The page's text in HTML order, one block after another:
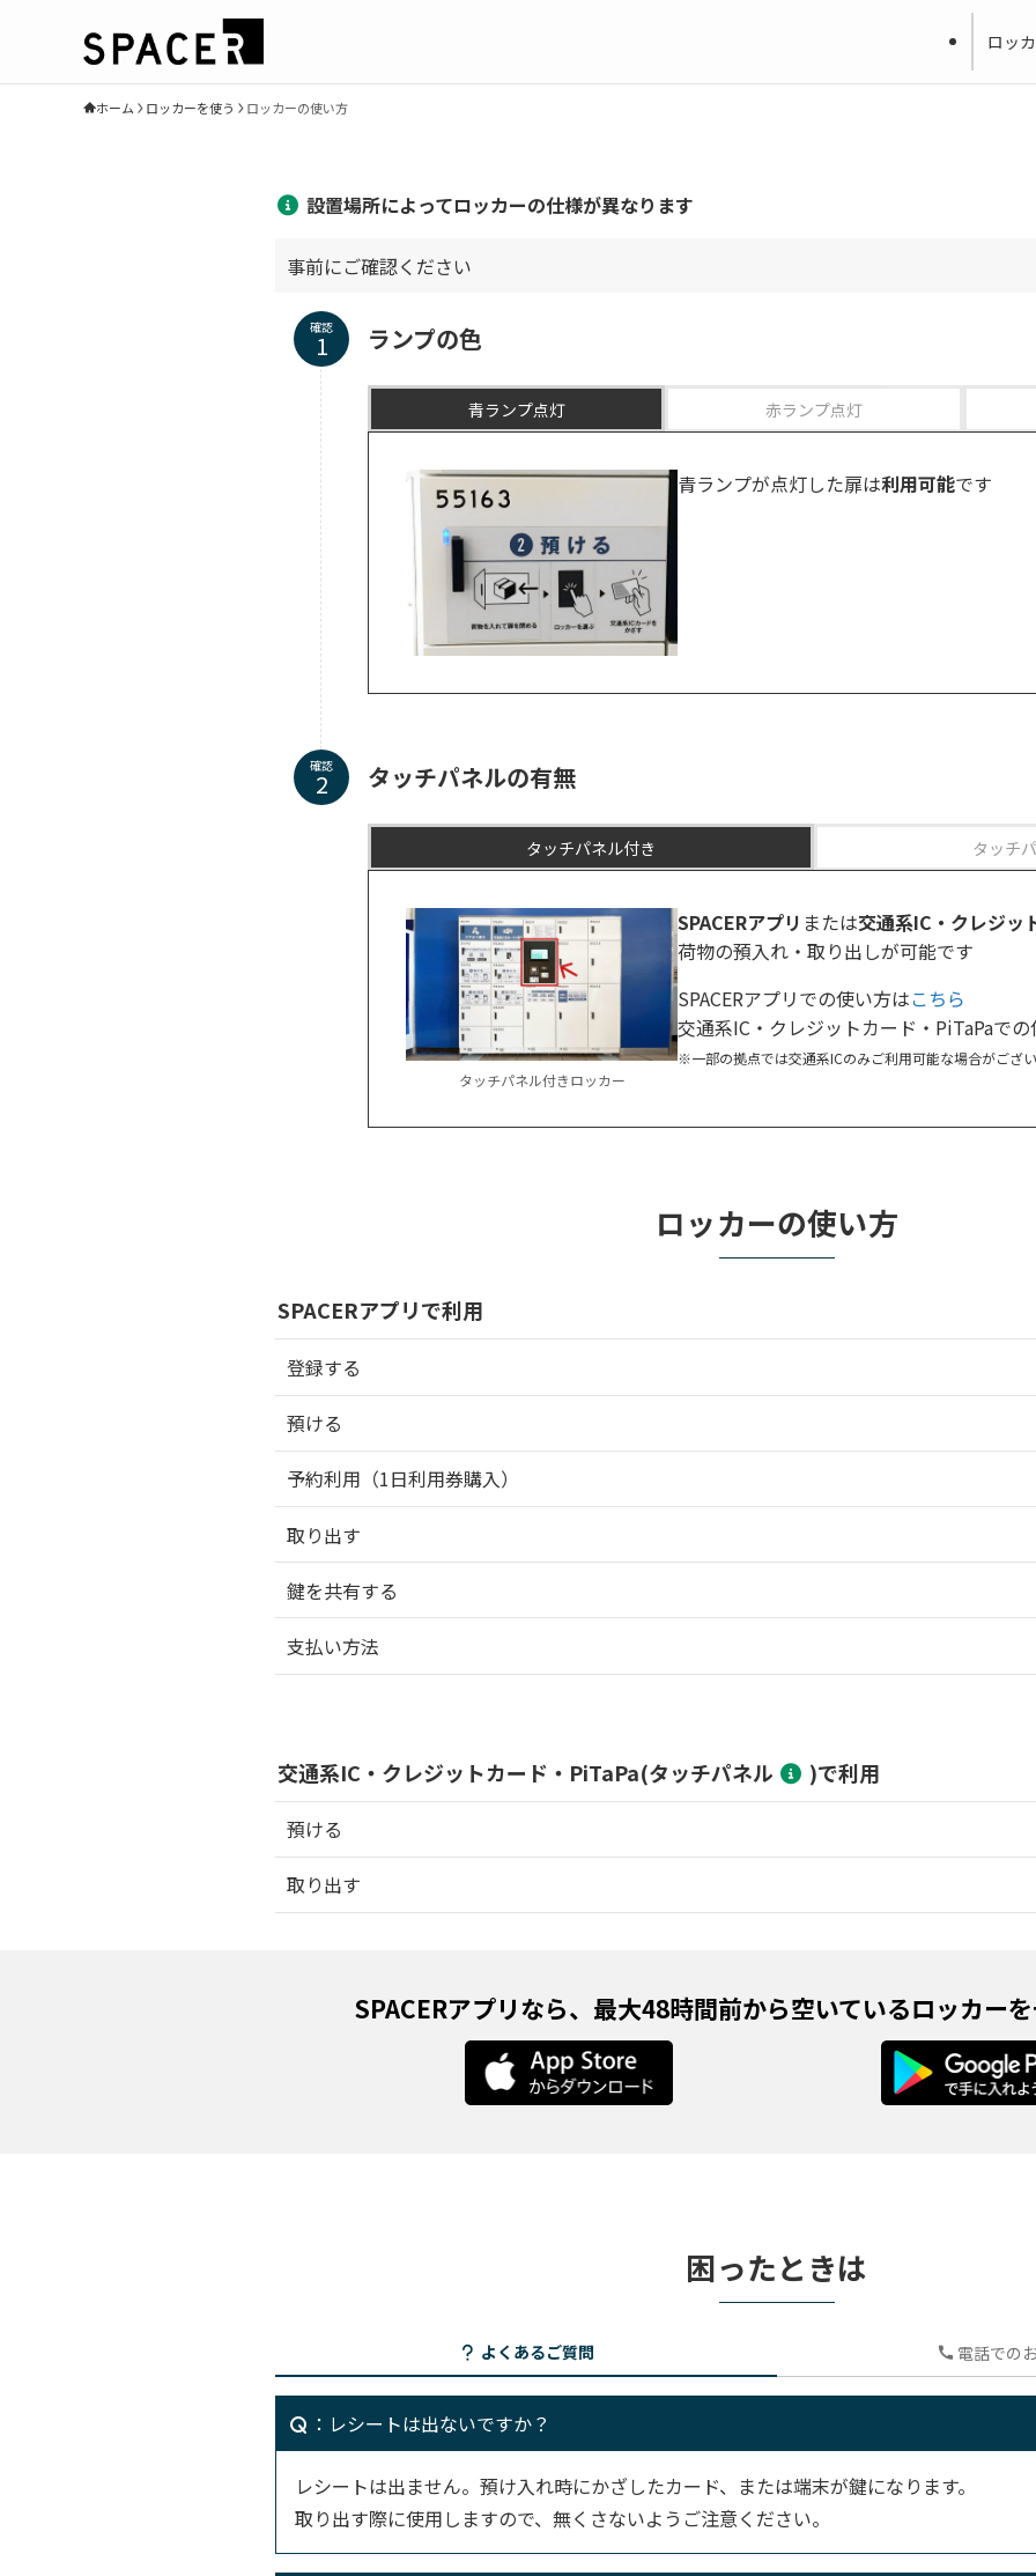
ロッ
ホーム ロッカーを使う ロッカーの使い方
設置場所によってロッカーの仕様が異なります
事前にご確認ください
確認 ランプの色
青ランプ点灯 赤ランプ点灯
青ランプが点灯した扉は利用可能です
確認 タッチパネルの有無
タッチパネル付き タッチ
タッチパネル付きロッカー
SPACERアプリ または交通系IC・クレジッ
荷物の預入れ・取り出しが可能です
SPACERアプリでの使い方はこちら
交通系IC・クレジットカード・PiTaPaで
※一部の拠点では交通系ICのみご利用可能な場合がござ
ロッカーの使い方
SPACERアプリで利用
登録する
預ける
予約利用（1日利用券購入）
取り出す
鍵を共有する
支払い方法
交通系IC・クレジットカード・PiTaPa(タッチパネル )で利用
預ける
取り出す
SPACERアプリなら、最大48時間前から空いているロッカー
困ったときは
よくあるご質問 電話での
：レシートは出ないですか？
レシートは出ません。預け入れ時にかざしたカード、または端末が鍵になります。
取り出す際に使用しますので、無くさないようご注意ください。